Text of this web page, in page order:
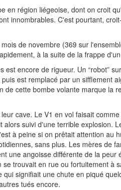
en région liégeoise, dont on croit
innombrables. C'est pourtant,
de novembre (369 sur
à la suite de la frappe
encore de rigueur. Un “robot”
est remplacé par un sifflement
de cette bombe volante marque la
cave. Le V1 en vol faisait
suivi d'une terrible explosion.
à peine si on prêtait attention au
sans plus. Les mères de
une angoisse différente de la peur
trouvait en rue ou fortuitement à
signifiait une chute en piqué
tués encore.